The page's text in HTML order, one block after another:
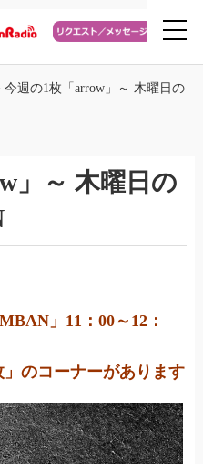
今週の1枚「arrow」～ 木曜日の
」～ 木曜日の
」11：00～12：
のコーナーがあります